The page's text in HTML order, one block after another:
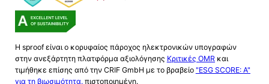
Η sproof είναι ο κορυφαίος πάροχος ηλεκτρονικών υπογραφών
στην ανεξάρτητη πλατφόρμα αξιολόγησης Κριτικές OMRκαι
τιμήθηκε επίσης από την CRIF GmbH με το βραβείο "ESG SCORE: A"
για τη βιωσιμότητα.πιστοποιημένη.